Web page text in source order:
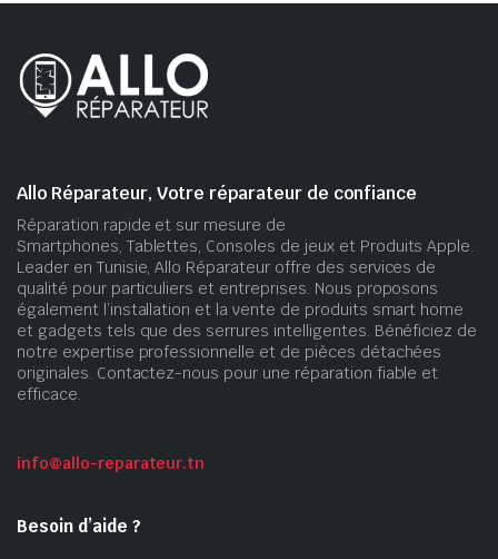
Allo Réparateur, Votre réparateur de confiance
Réparation rapide et sur mesure de
Smartphones, Tablettes, Consoles de jeux et Produits Apple.
Leader en Tunisie, Allo Réparateur offre des services de
qualité pour particuliers et entreprises. Nous proposons
également l’installation et la vente de produits smart home
et gadgets tels que des serrures intelligentes. Bénéficiez de
notre expertise professionnelle et de pièces détachées
originales. Contactez-nous pour une réparation fiable et
efficace.
info@allo-reparateur.tn
Besoin d’aide ?